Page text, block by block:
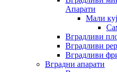
Апарати
Мали
Вградливи
Вградливи
Вградливи
Вградни апарати